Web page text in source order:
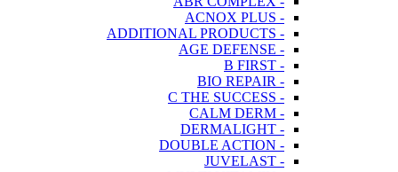
- ACNOX PLUS
- ADDITIONAL PRODUCTS
- AGE DEFENSE
- B FIRST
- BIO REPAIR
- C THE SUCCESS
- CALM DERM
- DERMALIGHT
- DOUBLE ACTION
- JUVELAST